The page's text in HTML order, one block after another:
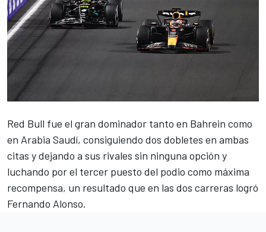
Red Bull fue el gran dominador tanto en Bahrein como
en Arabia Saudí, consiguiendo dos dobletes en ambas
citas y dejando a sus rivales sin ninguna opción y
luchando por el tercer puesto del podio como máxima
recompensa, un resultado que en las dos carreras logró
Fernando Alonso.